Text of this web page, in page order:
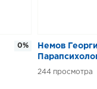
0%
Немов
244